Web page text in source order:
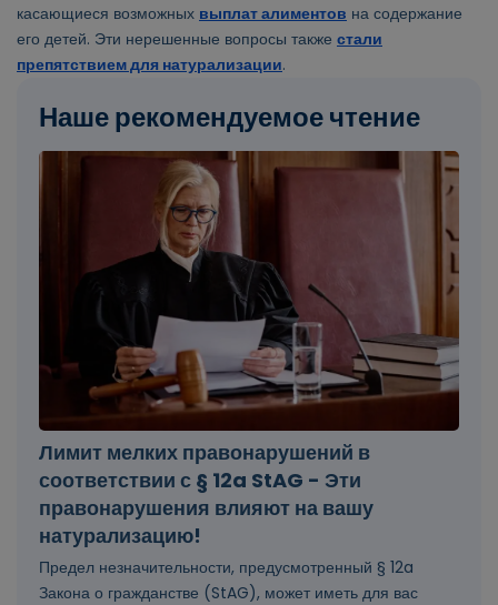
касающиеся возможных выплат алиментов на содержание
его детей. Эти нерешенные вопросы также стали
препятствием для натурализации.
Наше рекомендуемое чтение
Лимит мелких правонарушений в
соответствии с § 12a StAG - Эти
правонарушения влияют на вашу
натурализацию!
Предел незначительности, предусмотренный § 12a
Закона о гражданстве (StAG), может иметь для вас